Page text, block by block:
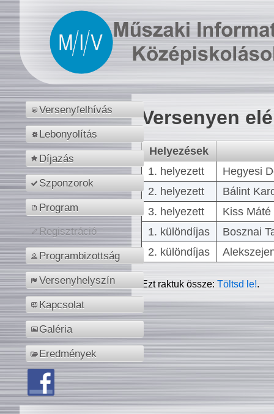
Versenyfelhívás
Lebonyolítás
Díjazás
Szponzorok
Program
Regisztráció
Programbizottság
Versenyhelyszín
Kapcsolat
Galéria
Eredmények
Versenyen
Helyezések
1. helyezett
Hegyesi
2. helyezett
Bálint
3. helyezett
Kiss
1. különdíjas
Bosznai
2. különdíjas
Ezt raktuk össze:Töltsd le!.